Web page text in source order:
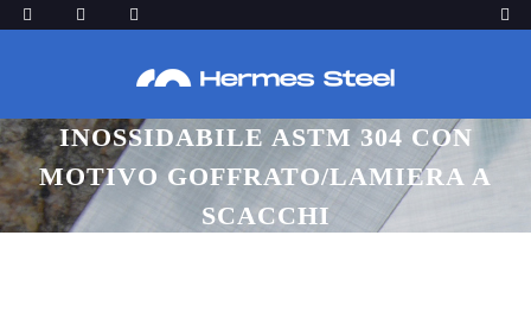
INOSSIDABILE ASTM 304 CON
MOTIVO GOFFRATO/LAMIERA A
SCACCHI